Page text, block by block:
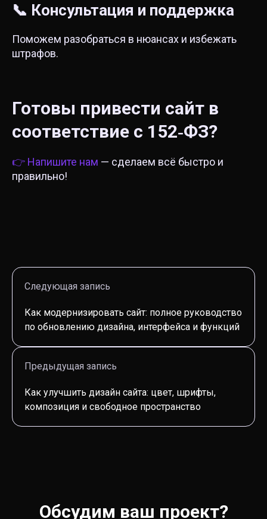
📞 Консультация и поддержка
Поможем разобраться в нюансах и избежать
штрафов.
Готовы привести сайт в
соответствие с 152‑ФЗ?
👉 Напишите нам — сделаем всё быстро и
правильно!
Предыдущая запись
Как улучшить дизайн сайта: цвет, шрифты,
композиция и свободное пространство
Следующая запись
Как модернизировать сайт: полное руководство
по обновлению дизайна, интерфейса и функций
Обсудим ваш проект?